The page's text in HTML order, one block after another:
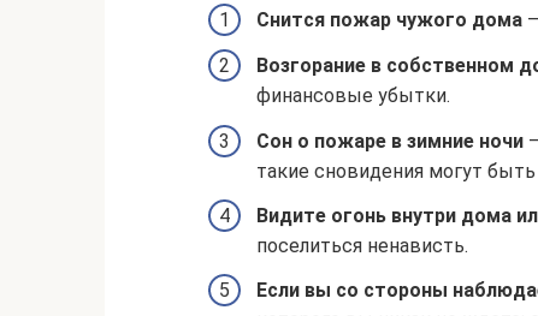
Снится пожар чужого дома
Возгорание в собственном
финансовые убытки.
Сон о пожаре в зимние ночи
такие сновидения могут
Видите огонь внутри дома
поселиться ненависть.
Если вы со стороны